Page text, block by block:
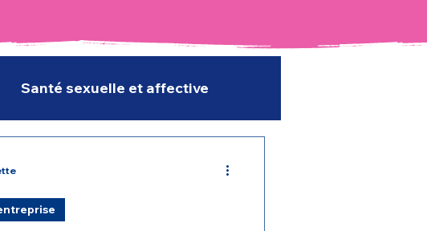
Santé sexuelle et affective